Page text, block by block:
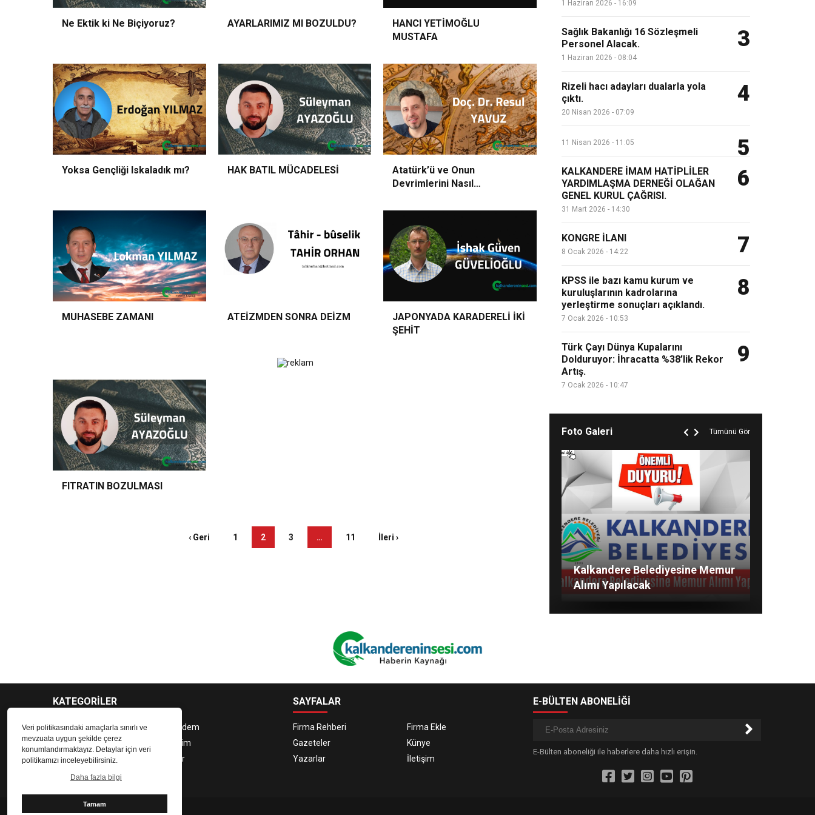
Veri politikasındaki amaçlarla sınırlı ve
mevzuata uygun şekilde çerez
konumlandırmaktayız. Detaylar için veri
politikamızı inceleyebilirsiniz.
Daha fazla bilgi
Tamam
10:47 Türk Çayı Dünya Kupalarını Dolduruyor: İhracatta %38’lik Rekor Artış.
15:19 Yerelde desteklenecek 303 proje kalkınmanın anahtarı olacak.
Ne Ektik ki Ne Biçiyoruz? AYARLARIMIZ MI BOZULDU?
HANCI YETİMOĞLU
MUSTAFA
Yoksa Gençliği Iskaladık mı? HAK BATIL MÜCADELESİ
Atatürk’ü ve Onun
Devrimlerini Nasıl
MUHASEBE ZAMANI ATEİZMDEN SONRA DEİZM
JAPONYADA KARADERELİ İKİ
ŞEHİT
FITRATIN BOZULMASI
‹ Geri 1 2 3 … 11 İleri ›
1 Haziran 2026 - 16:09
Sağlık Bakanlığı 16 Sözleşmeli
Personel Alacak.
1 Haziran 2026 - 08:04
3
Rizeli hacı adayları dualarla yola
çıktı.
20 Nisan 2026 - 07:09
4
11 Nisan 2026 - 11:05 5
KALKANDERE İMAM HATİPLİLER
YARDIMLAŞMA DERNEĞİ OLAĞAN
GENEL KURUL ÇAĞRISI.
31 Mart 2026 - 14:30
6
KONGRE İLANI
8 Ocak 2026 - 14:22 7
KPSS ile bazı kamu kurum ve
kuruluşlarının kadrolarına
yerleştirme sonuçları açıklandı.
7 Ocak 2026 - 10:53
8
Türk Çayı Dünya Kupalarını
Dolduruyor: İhracatta %38’lik Rekor
Artış.
7 Ocak 2026 - 10:47
9
Foto Galeri Tümünü Gör
RİZE’DE 2021 YAZ GENÇLİK
KAMPLARI BAŞVURULARI
Kalkandere Belediyesine Memur
Alımı Yapılacak
RİZE’DE 2021 YAZ GENÇLİK
KAMPLARI BAŞVURULARI
BAŞLADI
Kalkandere Belediyesine Memur
Alımı Yapılacak
KATEGORİLER
Bölgesel
Gündem
Ekonomi
Eğitim
Yaşam
Spor
SAYFALAR
Firma Rehberi
Firma Ekle
Gazeteler
Künye
Yazarlar
İletişim
E-BÜLTEN ABONELİĞİ
E-Bülten aboneliği ile haberlere daha hızlı erişin.